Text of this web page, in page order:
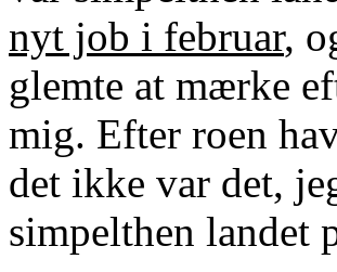
nyt job i februar,
glemte at mærke
mig. Efter roen
det ikke var det,
simpelthen landet